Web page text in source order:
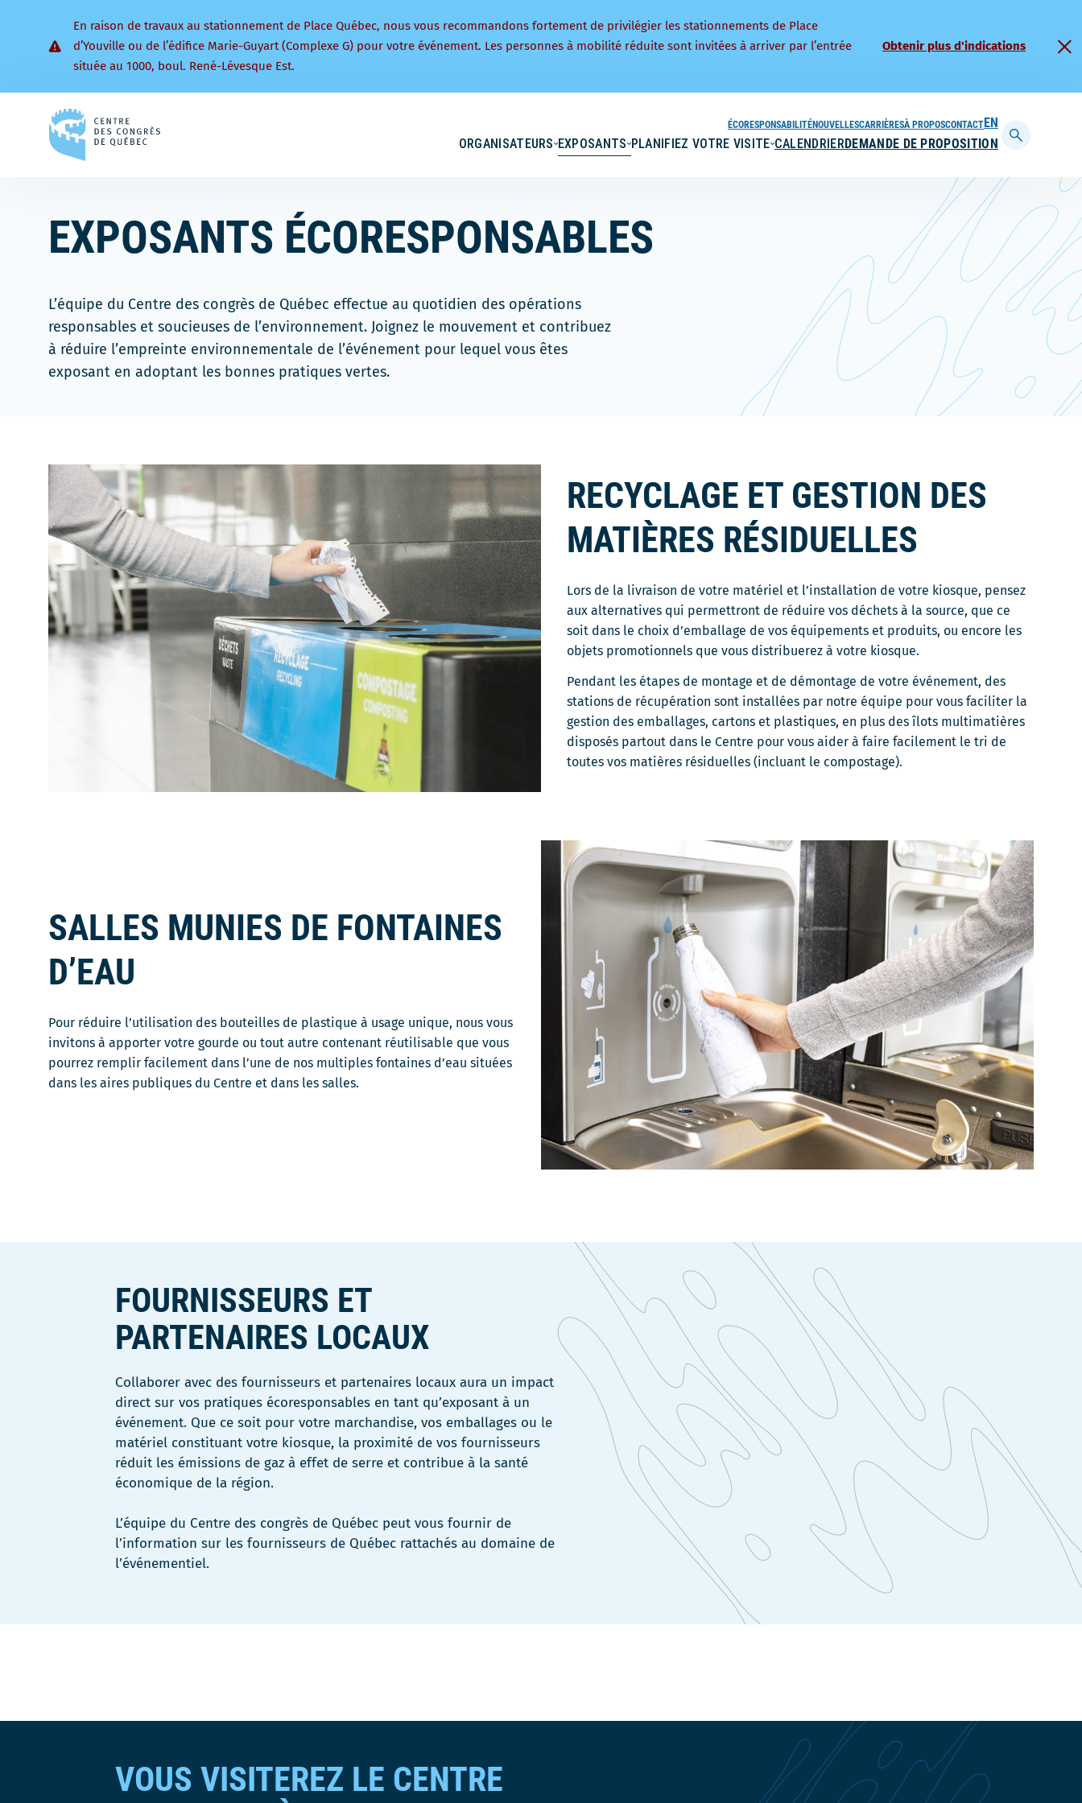
En raison de travaux au stationnement de Place Québec, nous vous recommandons fortement de privilégier les stationnements de Place
d’Youville ou de l’édifice Marie-Guyart (Complexe G) pour votre événement. Les personnes à mobilité réduite sont invitées à arriver par l’entrée
située au 1000, boul. René-Lévesque Est.
Obtenir plus d'indications
ORGANISATEURS EXPOSANTS PLANIFIEZ VOTRE VISITE CALENDRIERDEMANDE DE PROPOSITION
ÉCORESPONSABILITÉNOUVELLESCARRIÈRESÀ PROPOSCONTACTENGLISH
Afficher
recherche
EXPOSANTS ÉCORESPONSABLES
L’équipe du Centre des congrès de Québec effectue au quotidien des opérations
responsables et soucieuses de l’environnement. Joignez le mouvement et contribuez
à réduire l’empreinte environnementale de l’événement pour lequel vous êtes
exposant en adoptant les bonnes pratiques vertes.
RECYCLAGE ET GESTION DES
MATIÈRES RÉSIDUELLES
Lors de la livraison de votre matériel et l’installation de votre kiosque, pensez
aux alternatives qui permettront de réduire vos déchets à la source, que ce
soit dans le choix d’emballage de vos équipements et produits, ou encore les
objets promotionnels que vous distribuerez à votre kiosque.
Pendant les étapes de montage et de démontage de votre événement, des
stations de récupération sont installées par notre équipe pour vous faciliter la
gestion des emballages, cartons et plastiques, en plus des îlots multimatières
disposés partout dans le Centre pour vous aider à faire facilement le tri de
toutes vos matières résiduelles (incluant le compostage).
SALLES MUNIES DE FONTAINES
D’EAU
Pour réduire l’utilisation des bouteilles de plastique à usage unique, nous vous
invitons à apporter votre gourde ou tout autre contenant réutilisable que vous
pourrez remplir facilement dans l’une de nos multiples fontaines d’eau situées
dans les aires publiques du Centre et dans les salles.
FOURNISSEURS ET
PARTENAIRES LOCAUX
Collaborer avec des fournisseurs et partenaires locaux aura un impact
direct sur vos pratiques écoresponsables en tant qu’exposant à un
événement. Que ce soit pour votre marchandise, vos emballages ou le
matériel constituant votre kiosque, la proximité de vos fournisseurs
réduit les émissions de gaz à effet de serre et contribue à la santé
économique de la région.
L’équipe du Centre des congrès de Québec peut vous fournir de
l’information sur les fournisseurs de Québec rattachés au domaine de
l’événementiel.
VOUS VISITEREZ LE CENTRE